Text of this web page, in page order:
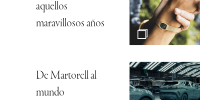
aquellos
maravillosos años
De Martorell al
mundo